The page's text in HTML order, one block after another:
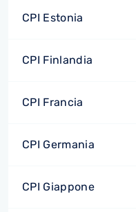
CPI Estonia
CPI Finlandia
CPI Francia
CPI Germania
CPI Giappone